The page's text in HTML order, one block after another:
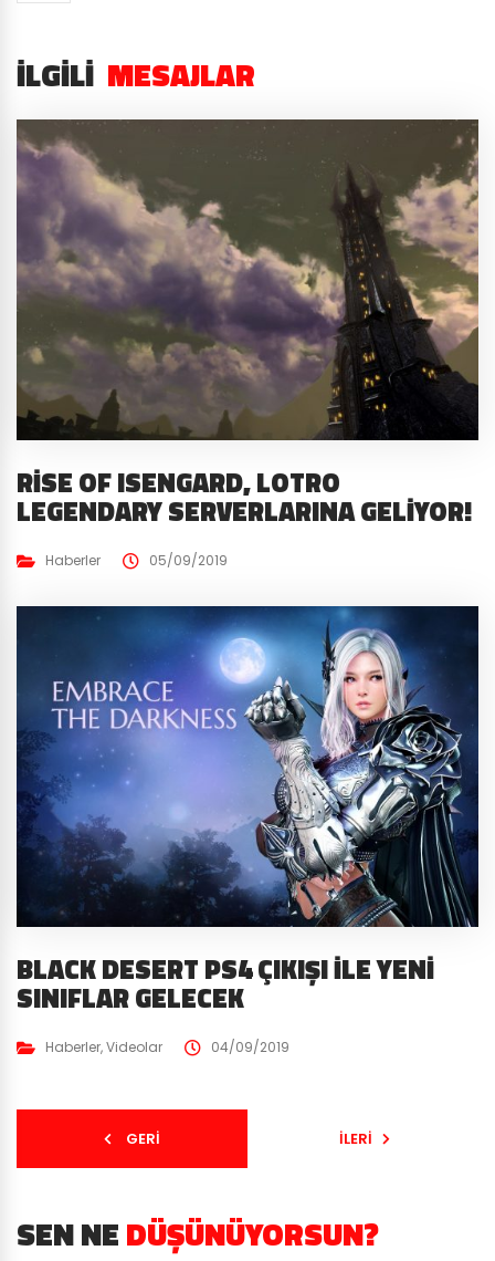
İLGILI MESAJLAR
RISE OF ISENGARD, LOTRO
LEGENDARY SERVERLARINA GELIYOR!
Haberler 05/09/2019
BLACK DESERT PS4 ÇIKIŞI İLE YENI
SINIFLAR GELECEK
Haberler,Videolar 04/09/2019
GERI İLERI
SEN NEDÜŞÜNÜYORSUN?